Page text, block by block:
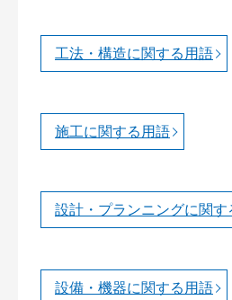
工法・構造に関する用語
施工に関する用語
設計・プランニングに関す
設備・機器に関する用語